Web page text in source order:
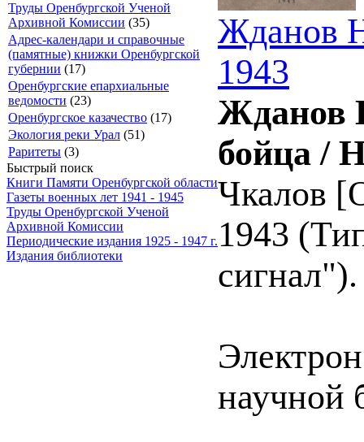
Труды Оренбургской Ученой
Архивной Комиссии (35)
Адрес-календари и справочные
(памятные) книжки Оренбургской
губернии (17)
Оренбургские епархиальные
ведомости (23)
Оренбургское казачество (17)
Экология реки Урал (51)
Раритеты (3)
Быстрый поиск
Книги Памяти Оренбургской области
Газеты военных лет 1941 - 1945
Труды Оренбургской Ученой
Архивной Комиссии
Периодические издания 1925 - 1947 г.
Издания библиотеки
Жданов
1943
Жданов
бойца /
Чкалов
1943
научной